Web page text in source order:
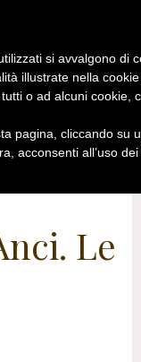
Le
si avvalgono di
illustrate nella
o ad alcuni cookie,
pagina, cliccando su
acconsenti all’uso